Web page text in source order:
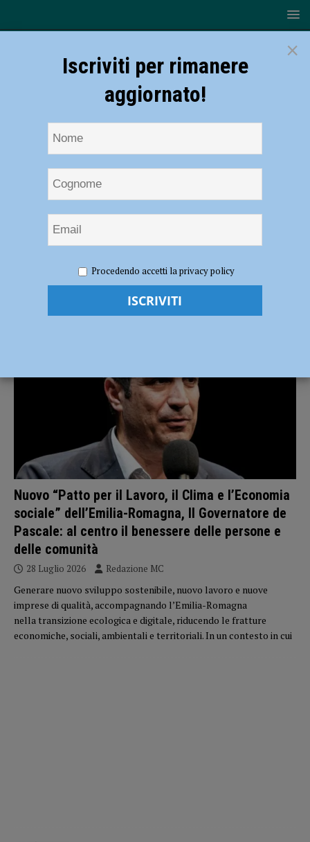
Michele de Pascale
Nuovo “Patto per il Lavoro, il Clima e l’Economia
sociale” dell’Emilia-Romagna, Il Governatore de
Pascale: al centro il benessere delle persone e
delle comunità
28 Luglio 2026 Redazione MC
Generare nuovo sviluppo sostenibile, nuovo lavoro e nuove
imprese di qualità, accompagnando l’Emilia-Romagna
nella transizione ecologica e digitale, riducendo le fratture
economiche, sociali, ambientali e territoriali. In un contesto in cui
×
Iscriviti per rimanere
aggiornato!
Procedendo accetti la privacy policy